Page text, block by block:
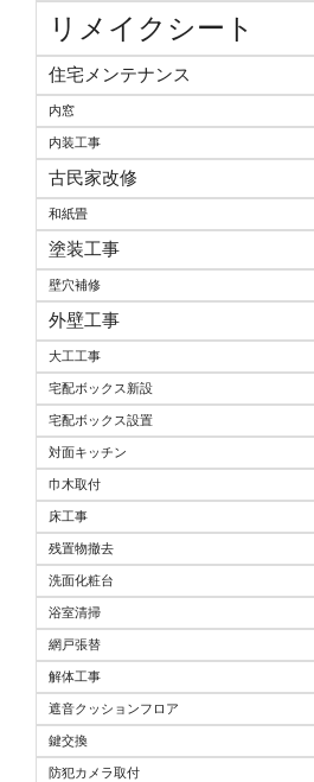
リメイクシート
住宅メンテナンス
内窓
内装工事
古民家改修
和紙畳
塗装工事
壁穴補修
外壁工事
大工工事
宅配ボックス新設
宅配ボックス設置
対面キッチン
巾木取付
床工事
残置物撤去
洗面化粧台
浴室清掃
網戸張替
解体工事
遮音クッションフロア
鍵交換
防犯カメラ取付